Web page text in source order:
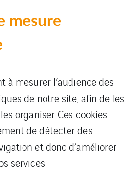
mesure
à mesurer l’audience des
de notre site, afin de les
organiser. Ces cookies
de détecter des
et donc d’améliorer
services.